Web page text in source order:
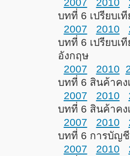
บทที่ 6 เปรียบเ
2007
2010
บทที่ 6 เปรียบเ
อังกฤษ
2007
2010
บทที่ 6 สินค้าค
2007
2010
บทที่ 6 สินค้าค
2007
2010
บทที่ 6 การบัญ
2007
2010